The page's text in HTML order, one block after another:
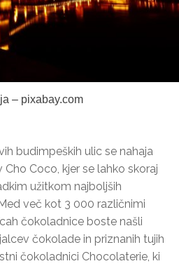
– pixabay.com
budimpeških ulic se nahaja
Coco, kjer se lahko skoraj
užitkom najboljših
več kot 3 000 različnimi
čokoladnice boste našli
čokolade in priznanih tujih
čokoladnici Chocolaterie, ki